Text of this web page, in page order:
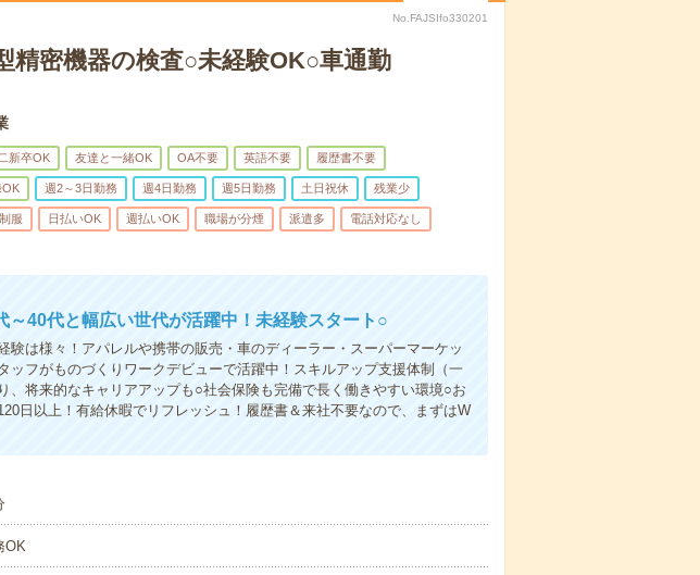
No.FAJSIfo330201
精密機器の検査○未経験OK○車通勤
新卒OK 友達と一緒OK OA不要 英語不要 履歴書不要
OK 週2～3日勤務 週4日勤務 週5日勤務 土日祝休 残業少
制服 日払いOK 週払いOK 職場が分煙 派遣多 電話対応なし
～40代と幅広い世代が活躍中！未経験スタート○
験は様々！アパレルや携帯の販売・車のディーラー・スーパーマーケッ
ッフがものづくりワークデビューで活躍中！スキルアップ支援体制（一
、将来的なキャリアアップも○社会保険も完備で長く働きやすい環境○お
日以上！有給休暇でリフレッシュ！履歴書＆来社不要なので、まずはW
OK